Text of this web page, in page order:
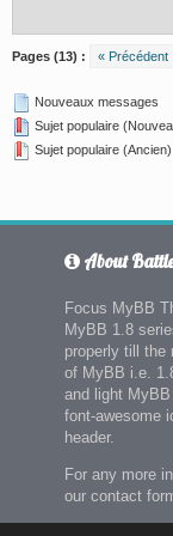
Pages (13) : « Précédent
Nouveaux messages
Sujet populaire
Sujet populaire (Ancien)
About
Focus MyBB
MyBB 1.8
properly till the
of MyBB i.e.
and light
font-awesome
header.
For any more
our contact